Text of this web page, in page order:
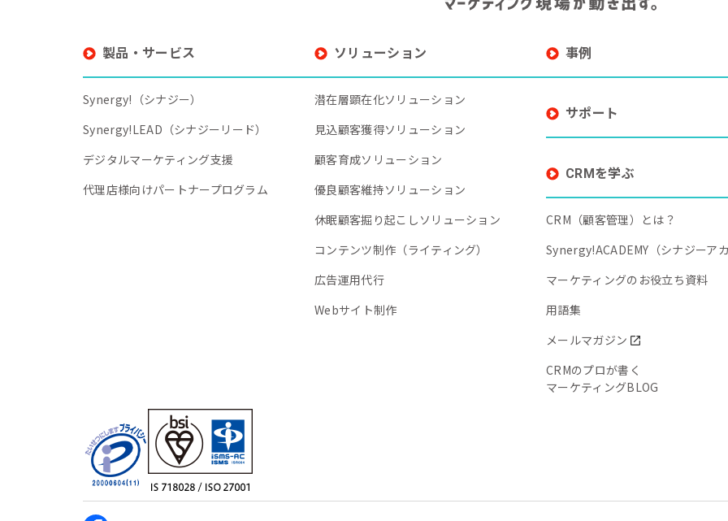
製品・サービス
Synergy!（シナジー）
Synergy!LEAD（シナジーリード）
デジタルマーケティング支援
代理店様向けパートナープログラム
ソリューション
潜在層顕在化ソリューション
見込顧客獲得ソリューション
顧客育成ソリューション
優良顧客維持ソリューション
休眠顧客掘り起こしソリューション
コンテンツ制作（ライティング）
広告運用代行
Webサイト制作
事例
サポート
CRMを学ぶ
CRM（顧客管理）とは？
Synergy!ACADEMY（シナジーア
マーケティングのお役立ち資料
用語集
メールマガジン
CRMのプロが書く
マーケティングBLOG